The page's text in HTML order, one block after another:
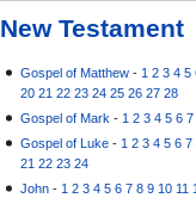
New Testament
Gospel of Matthew - 1 2 3 4 5
20 21 22 23 24 25 26 27 28
Gospel of Mark - 1 2 3 4 5 6 7
Gospel of Luke - 1 2 3 4 5 6 7
21 22 23 24
John - 1 2 3 4 5 6 7 8 9 10 11